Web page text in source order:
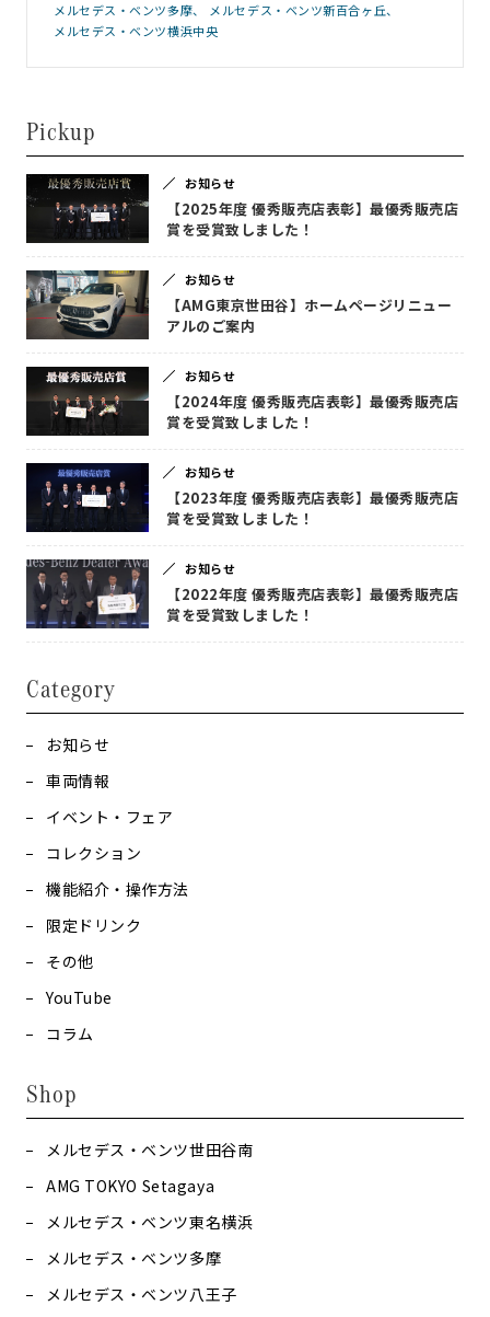
メルセデス・ベンツ多摩
メルセデス・ベンツ新百合ヶ丘
メルセデス・ベンツ横浜中央
Pickup
お知らせ
【2025年度 優秀販売店表彰】最優秀販売店
賞を受賞致しました！
お知らせ
【AMG東京世田谷】ホームページリニュー
アルのご案内
お知らせ
【2024年度 優秀販売店表彰】最優秀販売店
賞を受賞致しました！
お知らせ
【2023年度 優秀販売店表彰】最優秀販売店
賞を受賞致しました！
お知らせ
【2022年度 優秀販売店表彰】最優秀販売店
賞を受賞致しました！
Category
お知らせ
車両情報
イベント・フェア
コレクション
機能紹介・操作方法
限定ドリンク
その他
YouTube
コラム
Shop
メルセデス・ベンツ世田谷南
AMG TOKYO Setagaya
メルセデス・ベンツ東名横浜
メルセデス・ベンツ多摩
メルセデス・ベンツ八王子